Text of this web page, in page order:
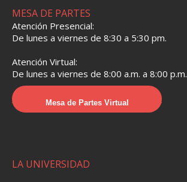
MESA DE PARTES
Atención Presencial:
De lunes a viernes de 8:30 a 5:30 pm.
Atención Virtual:
De lunes a viernes de 8:00 a.m. a 8:00 p.m.
Mesa de Partes Virtual
LA UNIVERSIDAD